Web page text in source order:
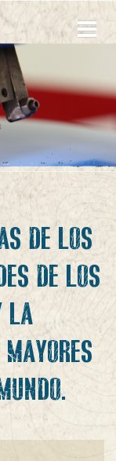
DE LOS
DE LOS
LA